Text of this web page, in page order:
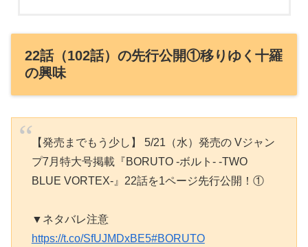
22話（102話）の先行公開①移りゆく十羅
の興味
【発売までもう少し】 5/21（水）発売の Vジャン
プ7月特大号掲載『BORUTO -ボルト- -TWO
BLUE VORTEX-』22話を1ページ先行公開！①
▼ネタバレ注意
https://t.co/SfUJMDxBE5#BORUTO